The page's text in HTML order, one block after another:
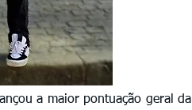
a maior pontuação geral da